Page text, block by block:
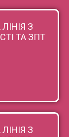
З
ТА ЗПТ
З